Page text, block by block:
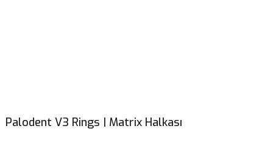
Palodent V3 Rings | Matrix Halkası